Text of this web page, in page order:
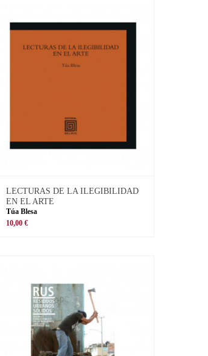
LECTURAS DE LA ILEGIBILIDAD
EN EL ARTE
Túa Blesa
10,00 €